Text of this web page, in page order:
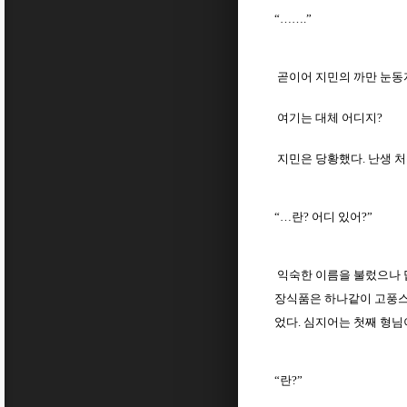
“…….”
곧이어 지민의 까만 눈
여기는 대체 어디지?
지민은 당황했다. 난생
“…란? 어디 있어?”
익숙한 이름을 불렀으나
장식품은 하나같이 고풍
었다. 심지어는 첫째 형
“란?”